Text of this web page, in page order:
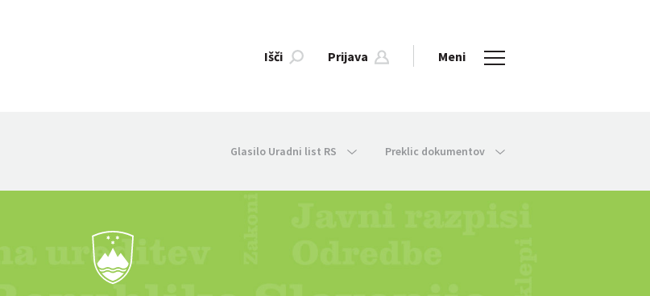
Išči Prijava Meni
Glasilo Uradni list RS Preklic dokumentov